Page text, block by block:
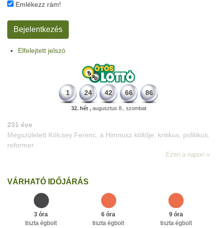
Emlékezz rám!
Elfelejtett jelszó
1 24 42 66 86
32. hét ,augusztus 8., szombat
VÁRHATÓ IDŐJÁRÁS
3 óra
tiszta égbolt
6 óra
tiszta égbolt
9 óra
tiszta égbolt